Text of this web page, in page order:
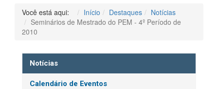
Você está aqui: Início Destaques
Notícias
Seminários de Mestrado do PEM - 4º Período de
2010
Notícias
Calendário de Eventos